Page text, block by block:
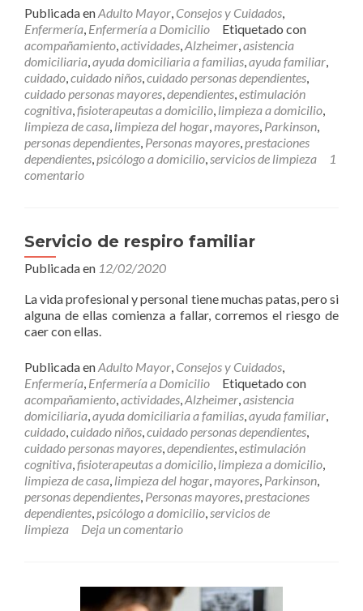
y
causas
de
la
pérdida
de
apetito
en
ancianos
¿Cómo
Publicada enAdulto Mayor, Consejos y Cuidados,
Enfermería, Enfermería a Domicilio
Etiquetado con
acompañamiento,actividades,Alzheimer,asistencia
domiciliaria,ayuda domiciliaria a familias,ayuda familiar,
cuidado,cuidado niños,cuidado personas dependientes,
cuidado personas mayores,dependientes,estimulación
cognitiva,fisioterapeutas a domicilio, limpieza a domicilio,
limpieza de casa, limpieza del hogar,mayores, Parkinson,
personas dependientes, Personas mayores,prestaciones
dependientes,psicólogo a domicilio,servicios de limpieza
1
comentario
Servicio de respiro familiar
Publicada en 12/02/2020
La vida profesional y personal tiene muchas patas, pero si
alguna de ellas comienza a fallar, corremos el riesgo de
caer con ellas.
Publicada enAdulto Mayor, Consejos y Cuidados,
Enfermería, Enfermería a Domicilio
Etiquetado con
acompañamiento,actividades,Alzheimer,asistencia
domiciliaria,ayuda domiciliaria a familias,ayuda familiar,
cuidado,cuidado niños,cuidado personas dependientes,
cuidado personas mayores,dependientes,estimulación
cognitiva,fisioterapeutas a domicilio, limpieza a domicilio,
limpieza de casa, limpieza del hogar,mayores, Parkinson,
personas dependientes, Personas mayores,prestaciones
dependientes,psicólogo a domicilio,servicios de
limpieza
Deja un comentario